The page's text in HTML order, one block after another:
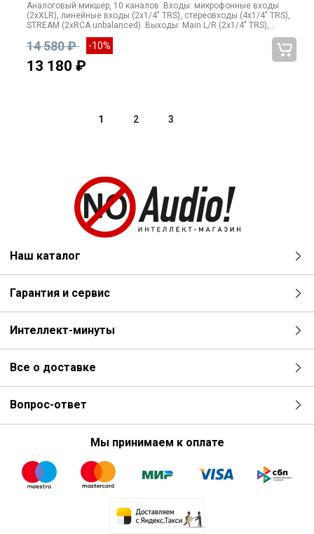
Аналоговый микшер, 10 каналов. Входы: микрофонные входы
(2xXLR), линейные входы (2x1/4" TRS), стереовходы (4x1/4" TRS),
STREAM (2xRCA unbalanced). Выходы: Main L/R (2x1/4" TRS),
выход на наушники (1/4" TRS), STREAM (2xRCA unbalanced).
Эквалайзер: 3-полосный на каждом канале. Процессор эффектов
KLARK TEKNIK. Возможность подключения внешнего процессора
эффектов. Встроенный USB-интерфейс для подключения к
14 580 ₽ -10%
13 180 ₽
1 2 3
Наш каталог
Гарантия и сервис
Интеллект-минуты
Все о доставке
Вопрос-ответ
Мы принимаем к оплате